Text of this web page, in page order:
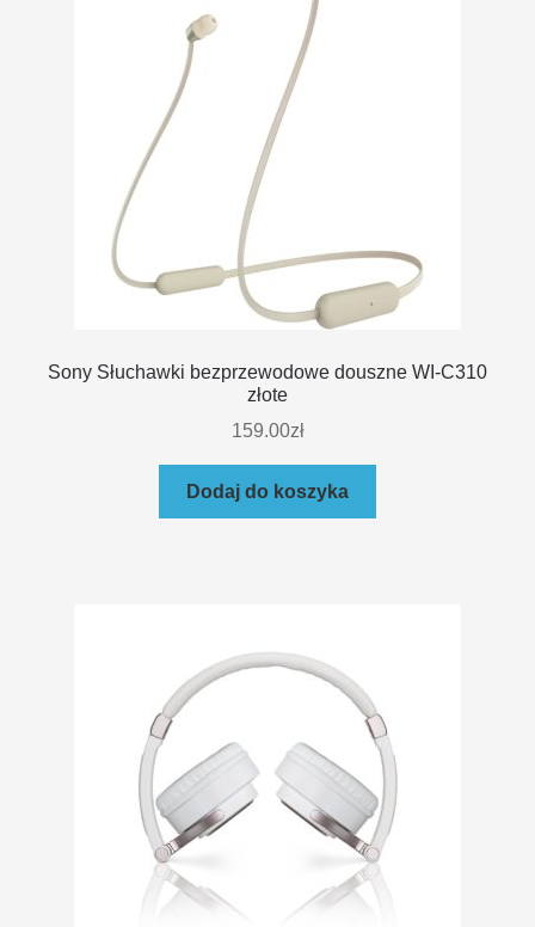
Sony Słuchawki bezprzewodowe douszne WI-C310
złote
159.00zł
Dodaj do koszyka